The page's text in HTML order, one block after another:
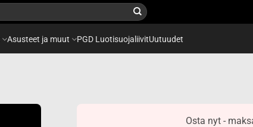
Asusteet ja muut PGD LuotisuojaliivitUutuudet
Osta nyt -